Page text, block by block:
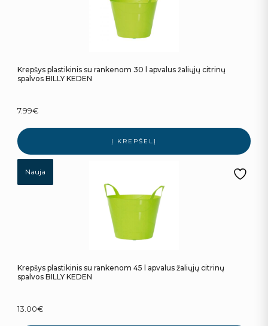
Krepšys plastikinis su rankenom 30 l apvalus žaliųjų citrinų
spalvos BILLY KEDEN
7.99€
Į KREPŠELĮ
Nauja
Krepšys plastikinis su rankenom 45 l apvalus žaliųjų citrinų
spalvos BILLY KEDEN
13.00€